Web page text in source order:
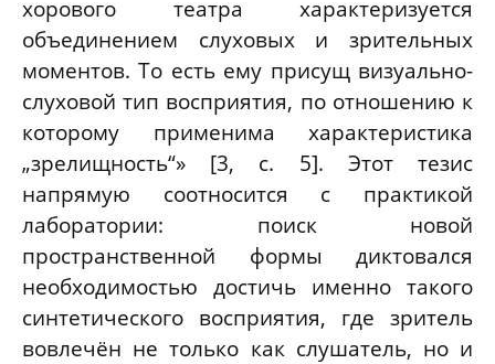
хорового театра характеризуется
объединением слуховых и зрительных
моментов. То есть ему присущ визуально-
слуховой тип восприятия, по отношению к
которому применима характеристика
„зрелищность“» [3, с. 5]. Этот тезис
напрямую соотносится с практикой
лаборатории: поиск новой
пространственной формы диктовался
необходимостью достичь именно такого
синтетического восприятия, где зритель
вовлечён не только как слушатель, но и